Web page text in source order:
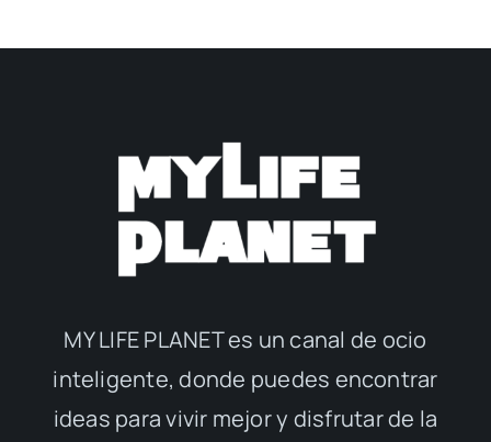
MY LIFE PLANET es un canal de ocio
inteligente, donde puedes encontrar
ideas para vivir mejor y disfrutar de la